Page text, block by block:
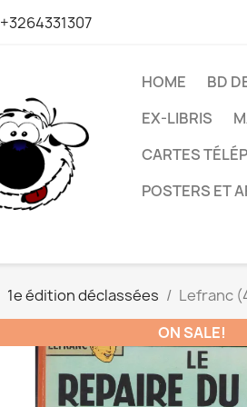
+3264331307
HOME
BD
EX-LIBRIS
CARTES
POSTERS ET
1e édition déclassées
Lefranc
ON SALE!